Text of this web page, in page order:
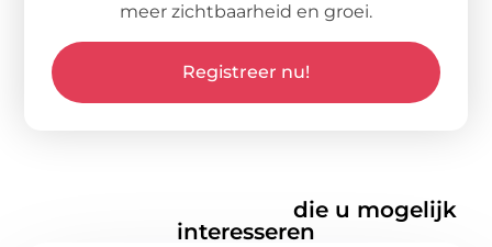
meer zichtbaarheid en groei.
Registreer nu!
die u mogelijk
interesseren